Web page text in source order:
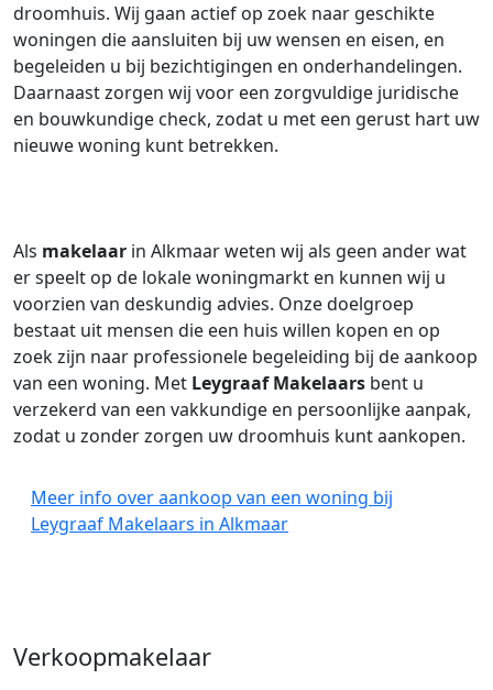
droomhuis. Wij gaan actief op zoek naar geschikte
woningen die aansluiten bij uw wensen en eisen, en
begeleiden u bij bezichtigingen en onderhandelingen.
Daarnaast zorgen wij voor een zorgvuldige juridische
en bouwkundige check, zodat u met een gerust hart uw
nieuwe woning kunt betrekken.
Als makelaar in Alkmaar weten wij als geen ander wat
er speelt op de lokale woningmarkt en kunnen wij u
voorzien van deskundig advies. Onze doelgroep
bestaat uit mensen die een huis willen kopen en op
zoek zijn naar professionele begeleiding bij de aankoop
van een woning. Met Leygraaf Makelaars bent u
verzekerd van een vakkundige en persoonlijke aanpak,
zodat u zonder zorgen uw droomhuis kunt aankopen.
Meer info over aankoop van een woning bij
Leygraaf Makelaars in Alkmaar
Verkoopmakelaar